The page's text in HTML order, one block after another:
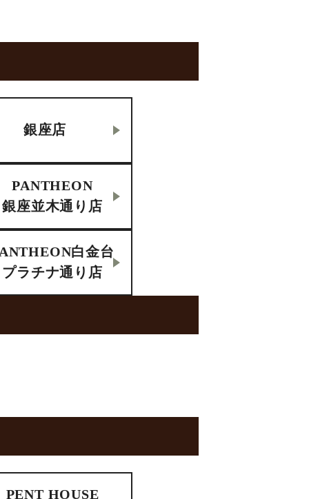
銀座店
PANTHEON
銀座並木通り店
白金台
プラチナ通り店
PENT HOUSE